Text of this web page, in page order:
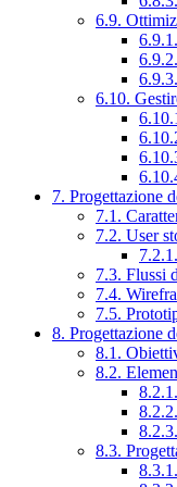
6.9.
6.10.
7. Progettazione
7.1.
7.2. User
7.3. Flussi
7.4.
7.5.
8. Progettazione
8.1.
8.2.
8.3.